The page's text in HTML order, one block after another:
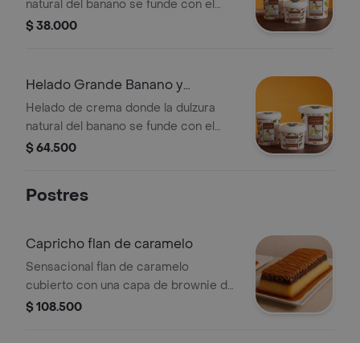
natural del banano se funde con el
intenso sabor del chocolate. Ideal
$ 38.000
Helado Grande Banano y
Chocolate 730gr
Helado de crema donde la dulzura
natural del banano se funde con el
intenso sabor del chocolate. Ideal
$ 64.500
Postres
Capricho flan de caramelo
Sensacional flan de caramelo
cubierto con una capa de brownie de
chocolate. presentación de 10 a 12
$ 108.500